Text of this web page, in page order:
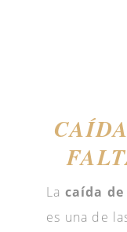
La caída
es una de